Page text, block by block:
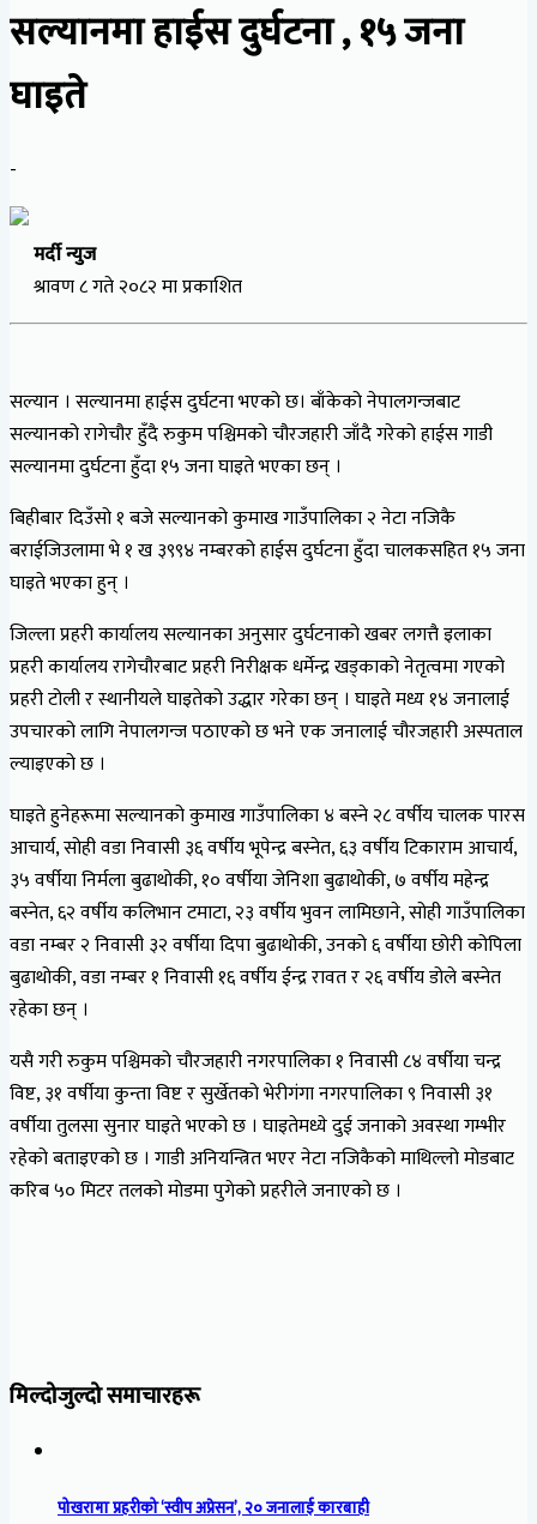
सल्यानमा हाईस दुर्घटना , १५ जना
घाइते
-
मर्दी न्युज
श्रावण ८ गते २०८२ मा प्रकाशित
सल्यान । सल्यानमा हाईस दुर्घटना भएको छ। बाँकेको नेपालगन्जबाट
सल्यानको रागेचौर हुँदै रुकुम पश्चिमको चौरजहारी जाँदै गरेको हाईस गाडी
सल्यानमा दुर्घटना हुँदा १५ जना घाइते भएका छन् ।
बिहीबार दिउँसो १ बजे सल्यानको कुमाख गाउँपालिका २ नेटा नजिकै
बराईजिउलामा भे १ ख ३९९४ नम्बरको हाईस दुर्घटना हुँदा चालकसहित १५ जना
घाइते भएका हुन् ।
जिल्ला प्रहरी कार्यालय सल्यानका अनुसार दुर्घटनाको खबर लगत्तै इलाका
प्रहरी कार्यालय रागेचौरबाट प्रहरी निरीक्षक धर्मेन्द्र खड्काको नेतृत्वमा गएको
प्रहरी टोली र स्थानीयले घाइतेको उद्धार गरेका छन् । घाइते मध्य १४ जनालाई
उपचारको लागि नेपालगन्ज पठाएको छ भने एक जनालाई चौरजहारी अस्पताल
ल्याइएको छ ।
घाइते हुनेहरूमा सल्यानको कुमाख गाउँपालिका ४ बस्ने २८ वर्षीय चालक पारस
आचार्य, सोही वडा निवासी ३६ वर्षीय भूपेन्द्र बस्नेत, ६३ वर्षीय टिकाराम आचार्य,
३५ वर्षीया निर्मला बुढाथोकी, १० वर्षीया जेनिशा बुढाथोकी, ७ वर्षीय महेन्द्र
बस्नेत, ६२ वर्षीय कलिभान टमाटा, २३ वर्षीय भुवन लामिछाने, सोही गाउँपालिका
वडा नम्बर २ निवासी ३२ वर्षीया दिपा बुढाथोकी, उनको ६ वर्षीया छोरी कोपिला
बुढाथोकी, वडा नम्बर १ निवासी १६ वर्षीय ईन्द्र रावत र २६ वर्षीय डोले बस्नेत
रहेका छन् ।
यसै गरी रुकुम पश्चिमको चौरजहारी नगरपालिका १ निवासी ८४ वर्षीया चन्द्र
विष्ट, ३१ वर्षीया कुन्ता विष्ट र सुर्खेतको भेरीगंगा नगरपालिका ९ निवासी ३१
वर्षीया तुलसा सुनार घाइते भएको छ । घाइतेमध्ये दुई जनाको अवस्था गम्भीर
रहेको बताइएको छ । गाडी अनियन्त्रित भएर नेटा नजिकैको माथिल्लो मोडबाट
करिब ५० मिटर तलको मोडमा पुगेको प्रहरीले जनाएको छ ।
मिल्दोजुल्दो समाचारहरू
पोखरामा प्रहरीको ‘स्वीप अप्रेसन’, २० जनालाई कारबाही